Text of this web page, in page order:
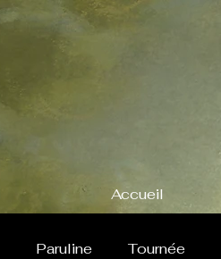
Accueil
Paruline Tournée